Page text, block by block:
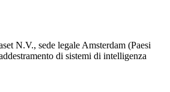
N.V., sede legale Amsterdam (Paesi
di sistemi di intelligenza